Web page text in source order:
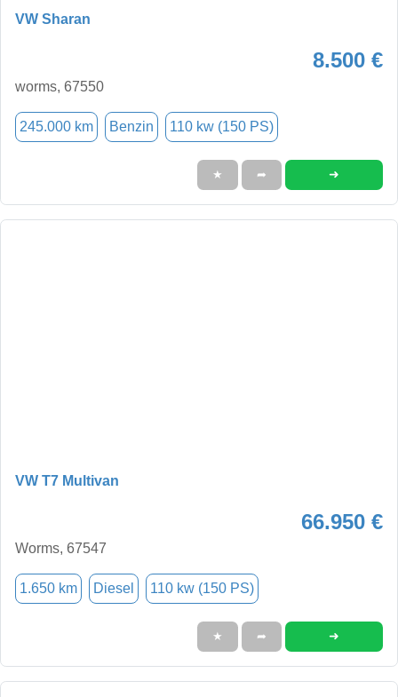
VW Sharan
8.500 €
worms, 67550
245.000 km Benzin 110 kw (150 PS)
★ ➦ ➜
VW T7 Multivan
66.950 €
Worms, 67547
1.650 km Diesel 110 kw (150 PS)
★ ➦ ➜